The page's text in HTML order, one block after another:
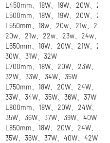
L450mm、18W、19W、20W、
L500mm、18W、19W、20W、
L550mm、18w、20w、21w、
20w、21w、22w、23w、24w、
L650mm、18W、20W、21W、
30W、31W、32W
L700mm、18W、20W、23W、
32W、33W、34W、35W
L750mm、18W、20W、24W、
33W、34W、35W、36W、37W
L800mm、18W、20W、24W、
35W、36W、37W、39W、40W
L850mm、18W、20W、24W、
35W、36W、37W、40W、42W